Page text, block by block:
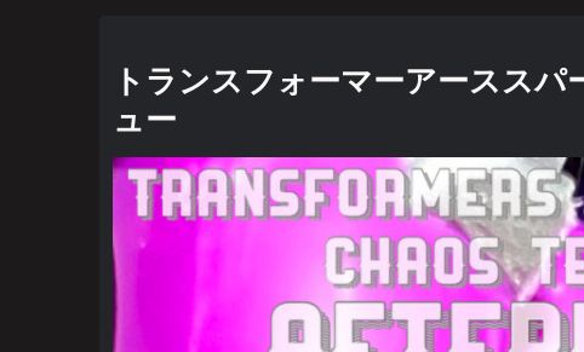
トランスフォーマーアースス
ュー